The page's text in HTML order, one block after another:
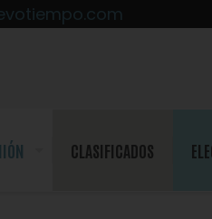
CLASIFICADOS